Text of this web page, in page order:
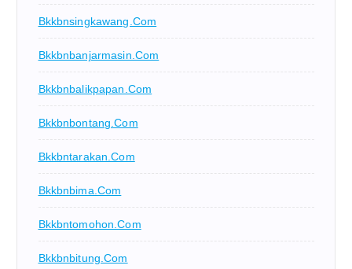
Bkkbnsingkawang.com
Bkkbnbanjarmasin.com
Bkkbnbalikpapan.com
Bkkbnbontang.com
Bkkbntarakan.com
Bkkbnbima.com
Bkkbntomohon.com
Bkkbnbitung.com